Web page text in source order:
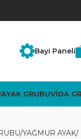
Bayi Paneli
AYAK GRUBUVİDA
YAĞMUR AYAK